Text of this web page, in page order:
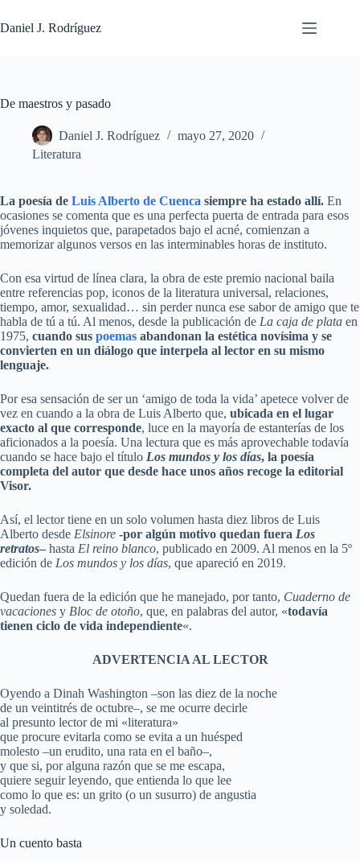
al
contenido
Daniel J. Rodríguez
De maestros y pasado
Daniel J. Rodríguez
mayo 27, 2020
Literatura
La poesía de Luis Alberto de Cuenca siempre ha estado allí. En
ocasiones se comenta que es una perfecta puerta de entrada para esos
jóvenes inquietos que, parapetados bajo el acné, comienzan a
memorizar algunos versos en las interminables horas de instituto.
Con esa virtud de línea clara, la obra de este premio nacional baila
entre referencias pop, iconos de la literatura universal, relaciones,
tiempo, amor, sexualidad… sin perder nunca ese sabor de amigo que te
habla de tú a tú. Al menos, desde la publicación de La caja de plata en
1975, cuando sus poemas abandonan la estética novísima y se
convierten en un diálogo que interpela al lector en su mismo
lenguaje.
Por esa sensación de ser un ‘amigo de toda la vida’ apetece volver de
vez en cuando a la obra de Luis Alberto que, ubicada en el lugar
exacto al que corresponde, luce en la mayoría de estanterías de los
aficionados a la poesía. Una lectura que es más aprovechable todavía
cuando se hace bajo el título Los mundos y los días, la poesía
completa del autor que desde hace unos años recoge la editorial
Visor.
Así, el lector tiene en un solo volumen hasta diez libros de Luis
Alberto desde Elsinore -por algún motivo quedan fuera Los
retratos– hasta El reino blanco, publicado en 2009. Al menos en la 5º
edición de Los mundos y los días, que apareció en 2019.
Quedan fuera de la edición que he manejado, por tanto, Cuaderno de
vacaciones y Bloc de otoño, que, en palabras del autor, «todavía
tienen ciclo de vida independiente«.
ADVERTENCIA AL LECTOR
Oyendo a Dinah Washington –son las diez de la noche
de un veintitrés de octubre–, se me ocurre decirle
al presunto lector de mi «literatura»
que procure evitarla como se evita a un huésped
molesto –un erudito, una rata en el baño–,
y que si, por alguna razón que se me escapa,
quiere seguir leyendo, que entienda lo que lee
como lo que es: un grito (o un susurro) de angustia
y soledad.
Un cuento basta